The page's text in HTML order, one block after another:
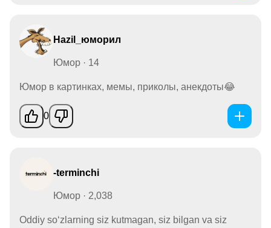
Hazil_юморил
Юмор · 14
Юмор в картинках, мемы, приколы, анекдоты😂
0
-terminchi
Юмор · 2,038
Oddiy soʻzlarning siz kutmagan, siz bilgan va siz